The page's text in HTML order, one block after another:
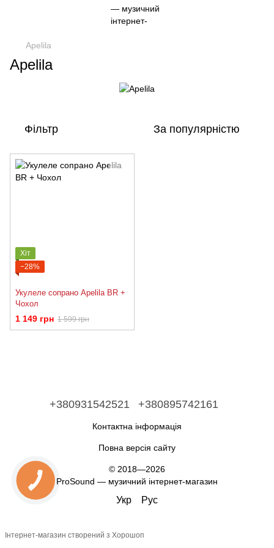
Apelila
Apelila
Фільтр За популярністю
Хіт
−28%
Укулеле сопрано Apelila BR +
Чохол
1 149 грн 1 599 грн
+380931542521 +380895742161
Контактна інформація
Повна версія сайту
© 2018—2026
ProSound — музичний інтернет-магазин
Укр Рус
Інтернет-магазин створений з Хорошоп